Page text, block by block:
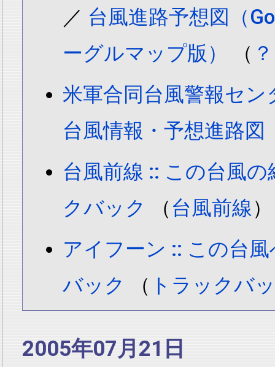
／ 台風進路予想図（
ーグルマップ版）
（ ？
米軍合同台風警報セン
台風情報・予想進路図
台風前線 :: この台風
クバック
（ 台風前線）
アイフーン :: この台
バック
（ トラックバ
2005年07月21日